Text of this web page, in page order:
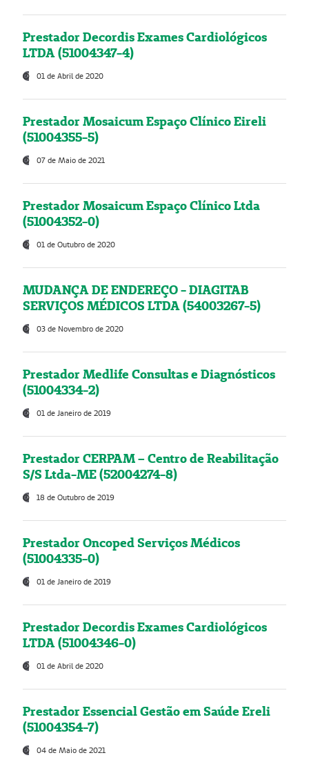
Prestador Decordis Exames Cardiológicos
LTDA (51004347-4)
01 de Abril de 2020
Prestador Mosaicum Espaço Clínico Eireli
(51004355-5)
07 de Maio de 2021
Prestador Mosaicum Espaço Clínico Ltda
(51004352-0)
01 de Outubro de 2020
MUDANÇA DE ENDEREÇO - DIAGITAB
SERVIÇOS MÉDICOS LTDA (54003267-5)
03 de Novembro de 2020
Prestador Medlife Consultas e Diagnósticos
(51004334-2)
01 de Janeiro de 2019
Prestador CERPAM – Centro de Reabilitação
S/S Ltda-ME (52004274-8)
18 de Outubro de 2019
Prestador Oncoped Serviços Médicos
(51004335-0)
01 de Janeiro de 2019
Prestador Decordis Exames Cardiológicos
LTDA (51004346-0)
01 de Abril de 2020
Prestador Essencial Gestão em Saúde Ereli
(51004354-7)
04 de Maio de 2021